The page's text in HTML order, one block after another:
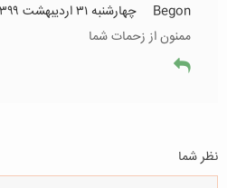
Begon
چهارشنبه ۳۱ اردیبهشت ۱۳۹۹ --- ۸:۴۱:۳۲
ممنون از زحمات شما
نظر شما